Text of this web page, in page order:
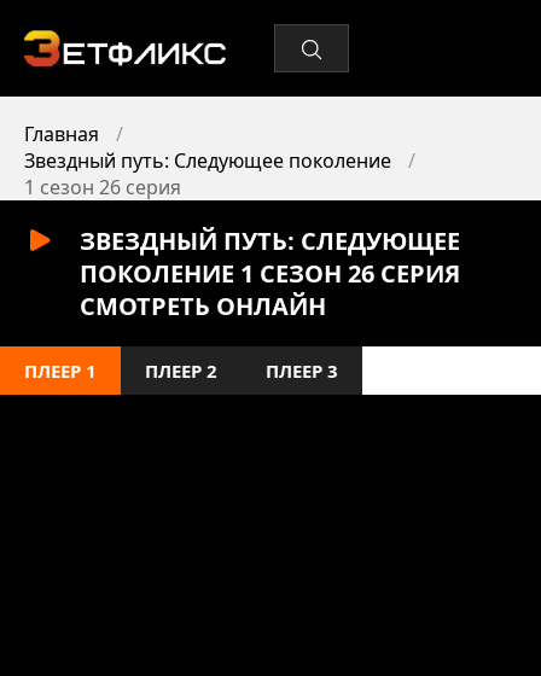
Главная
Звездный путь: Следующее поколение
1 сезон 26 серия
ЗВЕЗДНЫЙ ПУТЬ: СЛЕДУЮЩЕЕ
ПОКОЛЕНИЕ 1 СЕЗОН 26 СЕРИЯ
СМОТРЕТЬ ОНЛАЙН
ПЛЕЕР 1 ПЛЕЕР 2 ПЛЕЕР 3